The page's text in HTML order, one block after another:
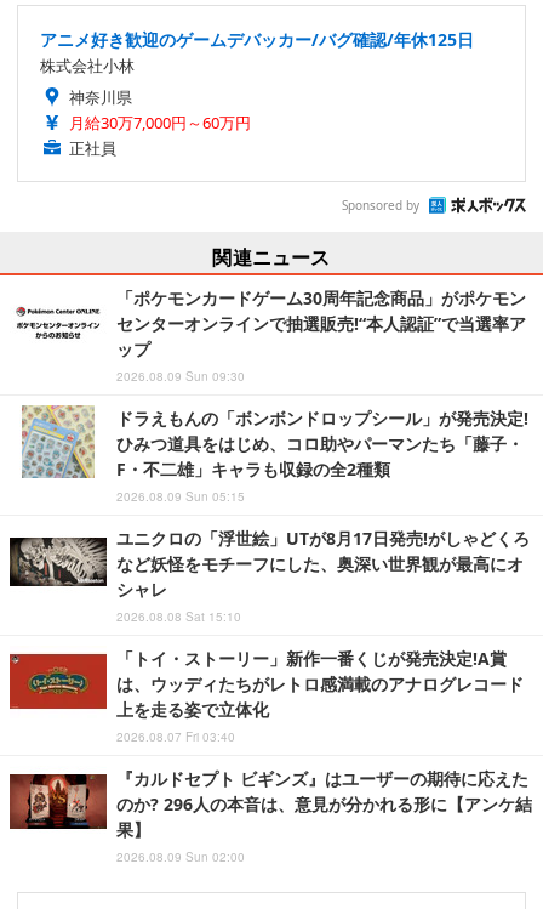
アニメ好き歓迎のゲームデバッカー/バグ確認/年休125日
株式会社小林
神奈川県
月給30万7,000円～60万円
正社員
Sponsored by
関連ニュース
「ポケモンカードゲーム30周年記念商品」がポケモン
センターオンラインで抽選販売!“本人認証”で当選率ア
ップ
2026.08.09 Sun 09:30
ドラえもんの「ボンボンドロップシール」が発売決定!
ひみつ道具をはじめ、コロ助やパーマンたち「藤子・
F・不二雄」キャラも収録の全2種類
2026.08.09 Sun 05:15
ユニクロの「浮世絵」UTが8月17日発売!がしゃどくろ
など妖怪をモチーフにした、奥深い世界観が最高にオ
シャレ
2026.08.08 Sat 15:10
「トイ・ストーリー」新作一番くじが発売決定!A賞
は、ウッディたちがレトロ感満載のアナログレコード
上を走る姿で立体化
2026.08.07 Fri 03:40
『カルドセプト ビギンズ』はユーザーの期待に応えた
のか? 296人の本音は、意見が分かれる形に【アンケ結
果】
2026.08.09 Sun 02:00